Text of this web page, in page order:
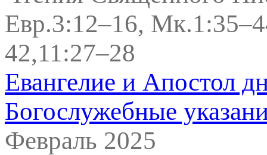
Евр.3:12–16,
42,11:27–28
Евангелие и Апостол
Богослужебные
Февраль 2025